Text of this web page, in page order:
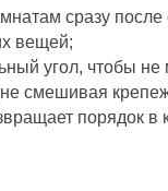
сразу после
вещей;
угол, чтобы
смешивая
порядок в